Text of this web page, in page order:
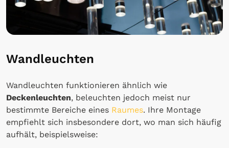
Wandleuchten
Wandleuchten funktionieren ähnlich wie
Deckenleuchten, beleuchten jedoch meist nur
bestimmte Bereiche eines Raumes. Ihre Montage
empfiehlt sich insbesondere dort, wo man sich häufig
aufhält, beispielsweise: